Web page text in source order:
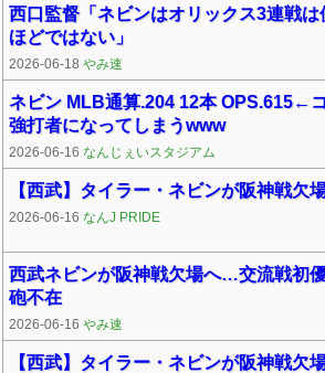
西口監督「ネビンはオリックス3連戦
ほどではない」
2026-06-18 やみ速
ネビン MLB通算.204 12本 OPS.615←
強打者になってしまうwww
2026-06-16 なんじぇいスタジアム
【西武】タイラー・ネビンが阪神戦欠
2026-06-16 なんJ PRIDE
西武ネビンが阪神戦欠場へ…交流戦初
砲不在
2026-06-16 やみ速
【西武】タイラー・ネビンが阪神戦欠